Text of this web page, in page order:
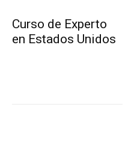
Curso de Experto
en Estados Unidos